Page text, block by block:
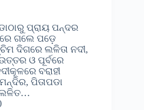
ପ୍ରାୟ ପନ୍ଦର
ଗଲେ ପଡ଼େ
ଦିଗରେ ଲଳିତା ନଦୀ,
ଓ ପୂର୍ବରେ
ବରାହୀ
ପିତାପଡା
ଲଳିତ…